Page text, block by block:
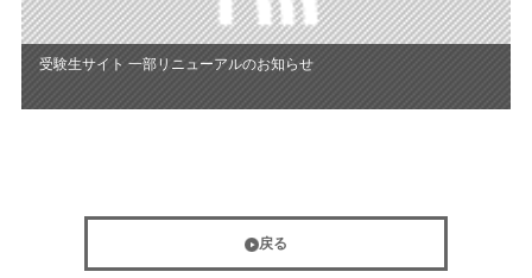
受験生サイト 一部リニューアルのお知らせ
戻る